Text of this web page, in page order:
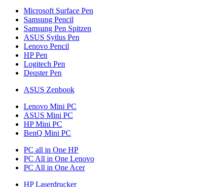
Microsoft Surface Pen
Samsung Pencil
Samsung Pen Spitzen
ASUS Sytlus Pen
Lenovo Pencil
HP Pen
Logitech Pen
Deqster Pen
ASUS Zenbook
Lenovo Mini PC
ASUS Mini PC
HP Mini PC
BenQ Mini PC
PC all in One HP
PC All in One Lenovo
PC All in One Acer
HP Laserdrucker